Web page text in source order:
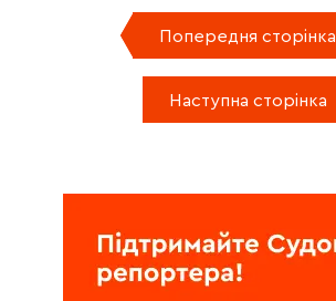
Попередня сторінка
Наступна сторінка